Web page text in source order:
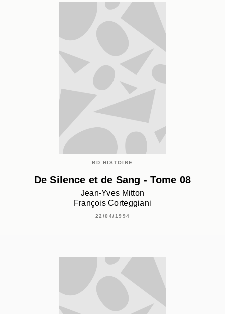
BD HISTOIRE
De Silence et de Sang - Tome 08
Jean-Yves Mitton
François Corteggiani
22/04/1994